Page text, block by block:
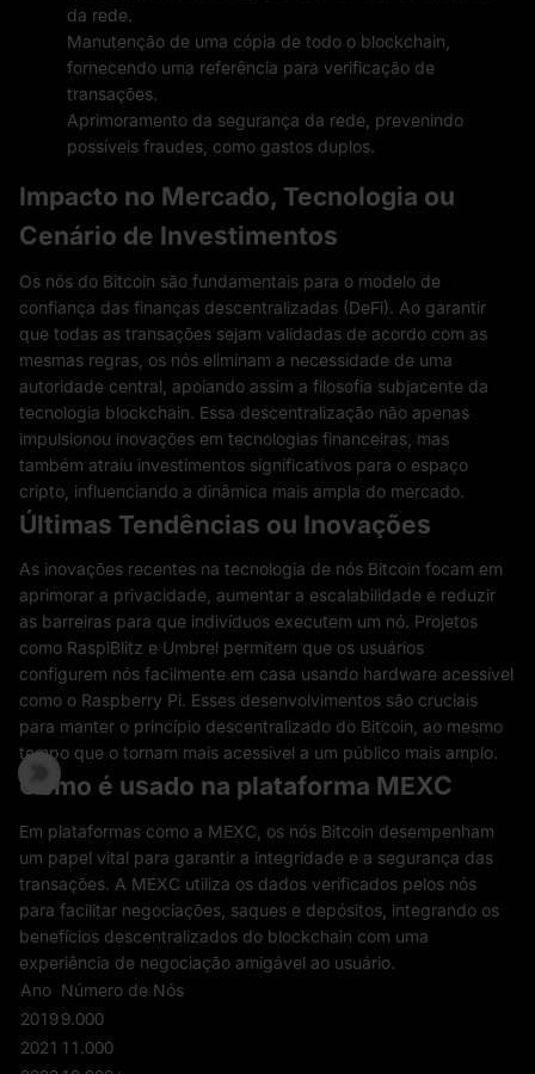
da rede.
Manutenção de uma cópia de todo o blockchain,
fornecendo uma referência para verificação de
transações.
Aprimoramento da segurança da rede, prevenindo
possíveis fraudes, como gastos duplos.
Impacto no Mercado, Tecnologia ou
Cenário de Investimentos
Os nós do Bitcoin são fundamentais para o modelo de
confiança das finanças descentralizadas (DeFi). Ao garantir
que todas as transações sejam validadas de acordo com as
mesmas regras, os nós eliminam a necessidade de uma
autoridade central, apoiando assim a filosofia subjacente da
tecnologia blockchain. Essa descentralização não apenas
impulsionou inovações em tecnologias financeiras, mas
também atraiu investimentos significativos para o espaço
cripto, influenciando a dinâmica mais ampla do mercado.
Últimas Tendências ou Inovações
As inovações recentes na tecnologia de nós Bitcoin focam em
aprimorar a privacidade, aumentar a escalabilidade e reduzir
as barreiras para que indivíduos executem um nó. Projetos
como RaspiBlitz e Umbrel permitem que os usuários
configurem nós facilmente em casa usando hardware acessível
como o Raspberry Pi. Esses desenvolvimentos são cruciais
para manter o princípio descentralizado do Bitcoin, ao mesmo
tempo que o tornam mais acessível a um público mais amplo.
Como é usado na plataforma MEXC
Em plataformas como a MEXC, os nós Bitcoin desempenham
um papel vital para garantir a integridade e a segurança das
transações. A MEXC utiliza os dados verificados pelos nós
para facilitar negociações, saques e depósitos, integrando os
benefícios descentralizados do blockchain com uma
experiência de negociação amigável ao usuário.
Ano Número de Nós
20199.000
2021 11.000